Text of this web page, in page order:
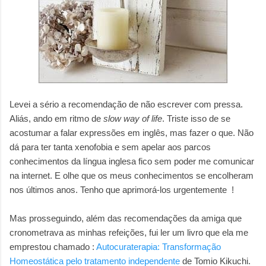
Levei a sério a recomendação de não escrever com pressa.
Aliás, ando em ritmo de slow way of life. Triste isso de se
acostumar a falar expressões em inglês, mas fazer o que. Não
dá para ter tanta xenofobia e sem apelar aos parcos
conhecimentos da língua inglesa fico sem poder me comunicar
na internet. E olhe que os meus conhecimentos se encolheram
nos últimos anos. Tenho que aprimorá-los urgentemente !
Mas prosseguindo, além das recomendações da amiga que
cronometrava as minhas refeições, fui ler um livro que ela me
emprestou chamado : Autocuraterapia: Transformação
Homeostática pelo tratamento independente de Tomio Kikuchi.